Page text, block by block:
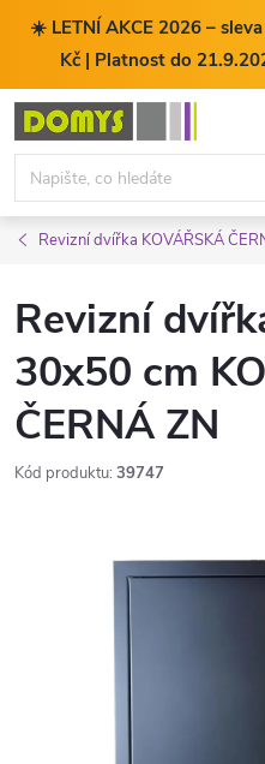
☀️ LETNÍ AKCE 2026 –
Kč | Platnost do
Přejít
obsah
Revizní dvířka KOVÁŘSKÁ
Revizní
30x50 cm
ČERNÁ ZN
Kód produktu: 39747